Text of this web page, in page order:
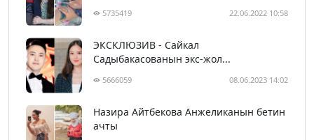
5735419 22.06.2022 10:58
ЭКСКЛЮЗИВ - Сайкал
Садыбакасованын экс-жол...
5666059 08.06.2023 14:02
Назира Айтбекова Анжеликанын бетин
ачты